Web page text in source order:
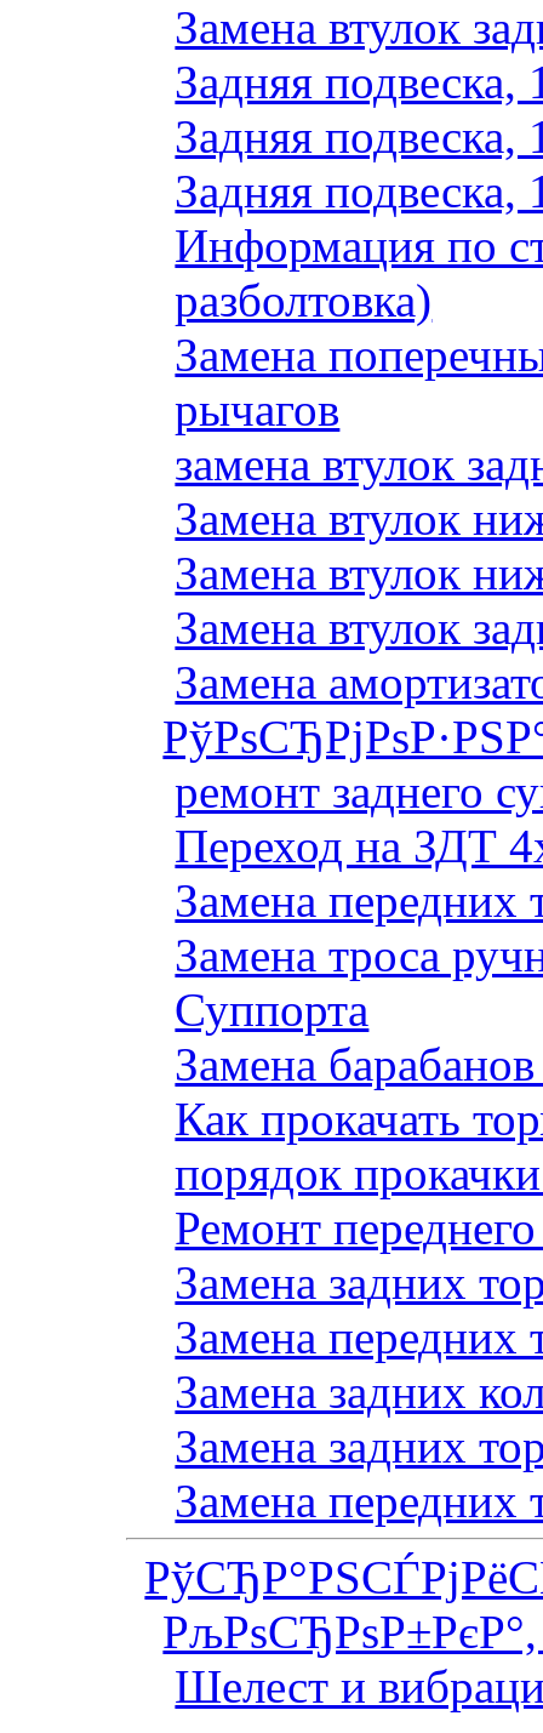
Замена втулок
Задняя подвеска,
Задняя подвеска,
Задняя
Информация по
разболтовка)
Замена
рычагов
замена втулок
Замена втулок
Замена втулок
Замена втулок
Замена
ремонт заднего
Переход на ЗДТ
Замена передних
Замена троса
Суппорта
Замена
Как прокачать
порядок
Ремонт
Замена задних
Замена передних
Замена задних
Замена задних
Замена передних
Шелест и